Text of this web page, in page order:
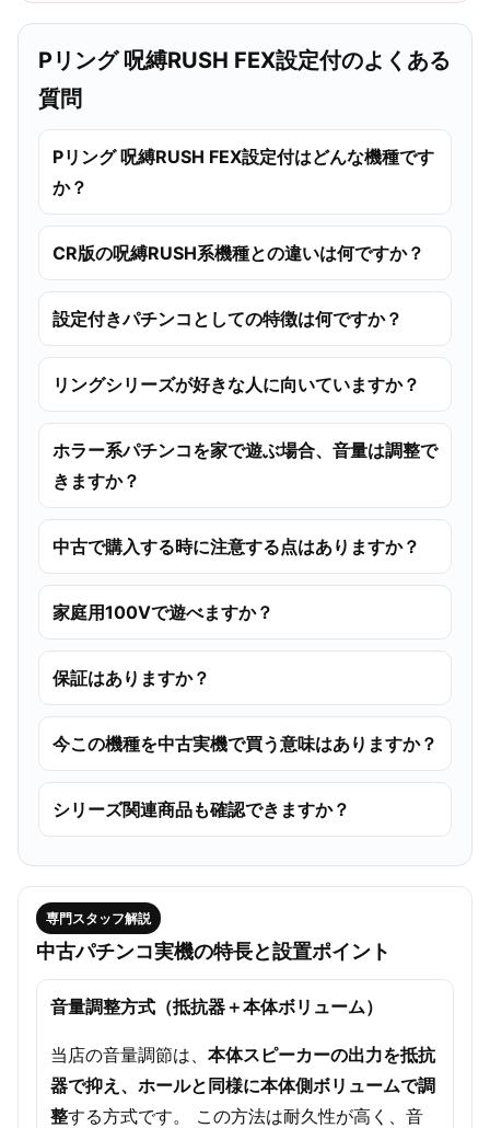
Pリング 呪縛RUSH FEX設定付のよくある
質問
Pリング 呪縛RUSH FEX設定付はどんな機種です
か？
CR版の呪縛RUSH系機種との違いは何ですか？
設定付きパチンコとしての特徴は何ですか？
リングシリーズが好きな人に向いていますか？
ホラー系パチンコを家で遊ぶ場合、音量は調整で
きますか？
中古で購入する時に注意する点はありますか？
家庭用100Vで遊べますか？
保証はありますか？
今この機種を中古実機で買う意味はありますか？
シリーズ関連商品も確認できますか？
専門スタッフ解説
中古パチンコ実機の特長と設置ポイント
音量調整方式（抵抗器＋本体ボリューム）
当店の音量調節は、 本体スピーカーの出力を抵抗
器で抑え、ホールと同様に本体側ボリュームで調
整する方式です。 この方法は耐久性が高く、音